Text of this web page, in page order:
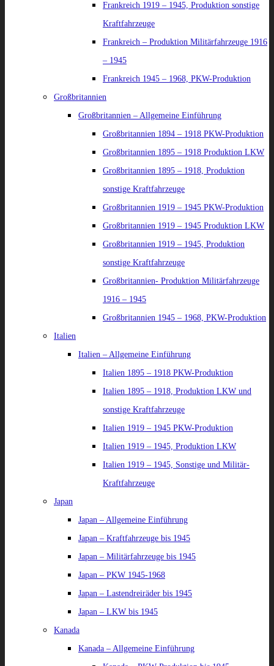
Frankreich 1919 – 1945, Produktion sonstige
Kraftfahrzeuge
Frankreich – Produktion Militärfahrzeuge 1916
– 1945
Frankreich 1945 – 1968, PKW-Produktion
Großbritannien
Großbritannien – Allgemeine Einführung
Großbritannien 1894 – 1918 PKW-Produktion
Großbritannien 1895 – 1918 Produktion LKW
Großbritannien 1895 – 1918, Produktion
sonstige Kraftfahrzeuge
Großbritannien 1919 – 1945 PKW-Produktion
Großbritannien 1919 – 1945 Produktion LKW
Großbritannien 1919 – 1945, Produktion
sonstige Kraftfahrzeuge
Großbritannien- Produktion Militärfahrzeuge
1916 – 1945
Großbritannien 1945 – 1968, PKW-Produktion
Italien
Italien – Allgemeine Einführung
Italien 1895 – 1918 PKW-Produktion
Italien 1895 – 1918, Produktion LKW und
sonstige Kraftfahrzeuge
Italien 1919 – 1945 PKW-Produktion
Italien 1919 – 1945, Produktion LKW
Italien 1919 – 1945, Sonstige und Militär-
Kraftfahrzeuge
Japan
Japan – Allgemeine Einführung
Japan – Kraftfahrzeuge bis 1945
Japan – Militärfahrzeuge bis 1945
Japan – PKW 1945-1968
Japan – Lastendreiräder bis 1945
Japan – LKW bis 1945
Kanada
Kanada – Allgemeine Einführung